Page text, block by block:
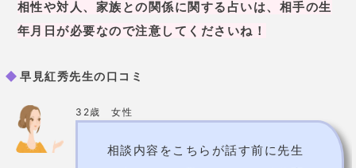
相談内容をこちらが話す前に先生
に当てられて驚きました。「
は、自分のミスを認めたくないか
ら」
ら目をそらしていることに気づけ
ました。